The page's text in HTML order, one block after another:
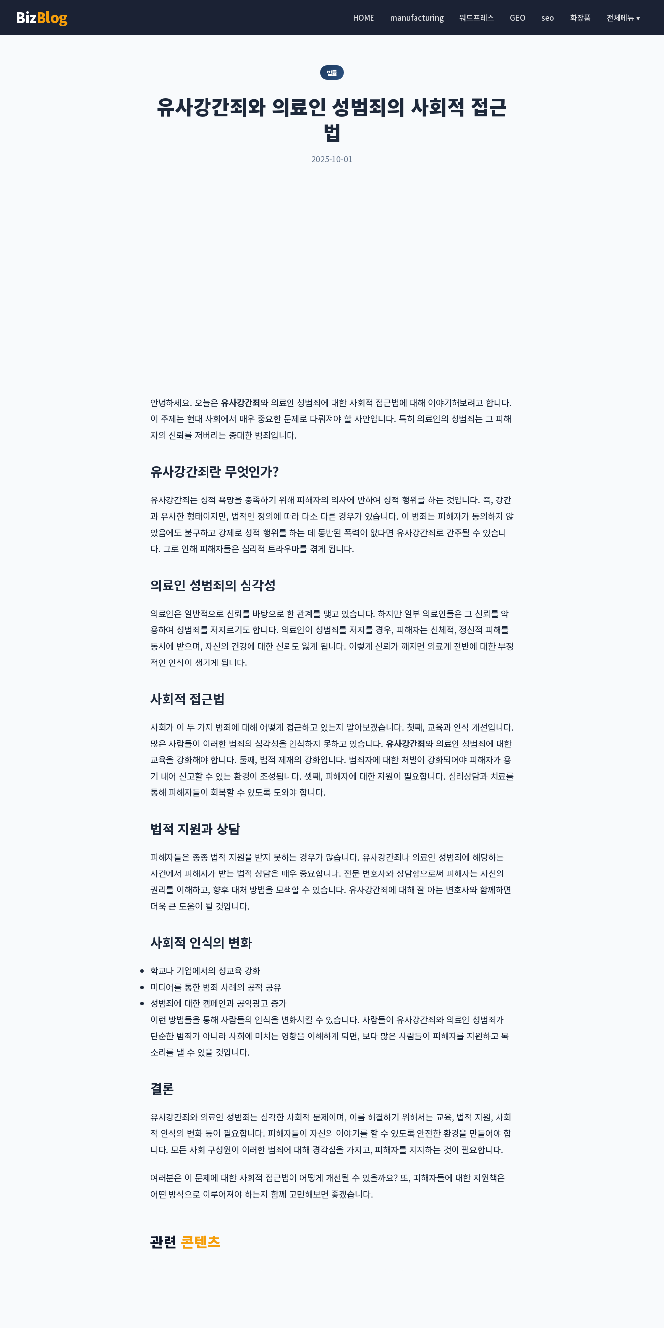
BizBlog HOME manufacturing 워드프레스 GEO seo 화장품 전체메뉴 ▾
법률
유사강간죄와 의료인 성범죄의 사회적 접근
법
2025-10-01
안녕하세요. 오늘은 유사강간죄와 의료인 성범죄에 대한 사회적 접근법에 대해 이야기해보려고 합니다.
이 주제는 현대 사회에서 매우 중요한 문제로 다뤄져야 할 사안입니다. 특히 의료인의 성범죄는 그 피해
자의 신뢰를 저버리는 중대한 범죄입니다.
유사강간죄란 무엇인가?
유사강간죄는 성적 욕망을 충족하기 위해 피해자의 의사에 반하여 성적 행위를 하는 것입니다. 즉, 강간
과 유사한 형태이지만, 법적인 정의에 따라 다소 다른 경우가 있습니다. 이 범죄는 피해자가 동의하지 않
았음에도 불구하고 강제로 성적 행위를 하는 데 동반된 폭력이 없다면 유사강간죄로 간주될 수 있습니
다. 그로 인해 피해자들은 심리적 트라우마를 겪게 됩니다.
의료인 성범죄의 심각성
의료인은 일반적으로 신뢰를 바탕으로 한 관계를 맺고 있습니다. 하지만 일부 의료인들은 그 신뢰를 악
용하여 성범죄를 저지르기도 합니다. 의료인이 성범죄를 저지를 경우, 피해자는 신체적, 정신적 피해를
동시에 받으며, 자신의 건강에 대한 신뢰도 잃게 됩니다. 이렇게 신뢰가 깨지면 의료계 전반에 대한 부정
적인 인식이 생기게 됩니다.
사회적 접근법
사회가 이 두 가지 범죄에 대해 어떻게 접근하고 있는지 알아보겠습니다. 첫째, 교육과 인식 개선입니다.
많은 사람들이 이러한 범죄의 심각성을 인식하지 못하고 있습니다. 유사강간죄와 의료인 성범죄에 대한
교육을 강화해야 합니다. 둘째, 법적 제재의 강화입니다. 범죄자에 대한 처벌이 강화되어야 피해자가 용
기 내어 신고할 수 있는 환경이 조성됩니다. 셋째, 피해자에 대한 지원이 필요합니다. 심리상담과 치료를
통해 피해자들이 회복할 수 있도록 도와야 합니다.
법적 지원과 상담
피해자들은 종종 법적 지원을 받지 못하는 경우가 많습니다. 유사강간죄나 의료인 성범죄에 해당하는
사건에서 피해자가 받는 법적 상담은 매우 중요합니다. 전문 변호사와 상담함으로써 피해자는 자신의
권리를 이해하고, 향후 대처 방법을 모색할 수 있습니다. 유사강간죄에 대해 잘 아는 변호사와 함께하면
더욱 큰 도움이 될 것입니다.
사회적 인식의 변화
학교나 기업에서의 성교육 강화
미디어를 통한 범죄 사례의 공적 공유
성범죄에 대한 캠페인과 공익광고 증가
이런 방법들을 통해 사람들의 인식을 변화시킬 수 있습니다. 사람들이 유사강간죄와 의료인 성범죄가
단순한 범죄가 아니라 사회에 미치는 영향을 이해하게 되면, 보다 많은 사람들이 피해자를 지원하고 목
소리를 낼 수 있을 것입니다.
결론
유사강간죄와 의료인 성범죄는 심각한 사회적 문제이며, 이를 해결하기 위해서는 교육, 법적 지원, 사회
적 인식의 변화 등이 필요합니다. 피해자들이 자신의 이야기를 할 수 있도록 안전한 환경을 만들어야 합
니다. 모든 사회 구성원이 이러한 범죄에 대해 경각심을 가지고, 피해자를 지지하는 것이 필요합니다.
여러분은 이 문제에 대한 사회적 접근법이 어떻게 개선될 수 있을까요? 또, 피해자들에 대한 지원책은
어떤 방식으로 이루어져야 하는지 함께 고민해보면 좋겠습니다.
관련 콘텐츠